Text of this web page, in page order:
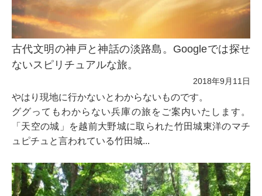
古代文明の神戸と神話の淡路島。Googleでは探せ
ないスピリチュアルな旅。
2018年9月11日
やはり現地に行かないとわからないものです。
ググってもわからない兵庫の旅をご案内いたします。
「天空の城」を越前大野城に取られた竹田城東洋のマチ
ュピチュと言われている竹田城...